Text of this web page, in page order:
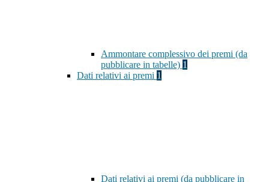
Ammontare complessivo dei premi (da
pubblicare in tabelle) 1
Dati relativi ai premi 1
Dati relativi ai premi (da pubblicare in